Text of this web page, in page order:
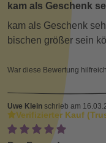
kam als Geschenk
kam als Geschenk
bischen größer sein
War diese Bewertung
Uwe Klein schrieb am
Verifizierter Kauf